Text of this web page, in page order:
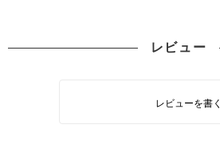
レビュー
レビューを書く